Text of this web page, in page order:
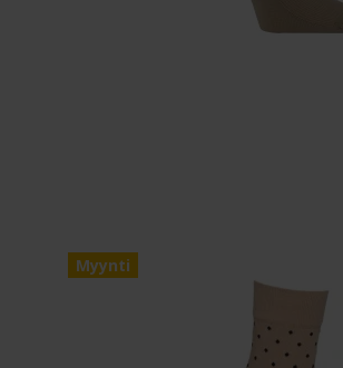
Myynti